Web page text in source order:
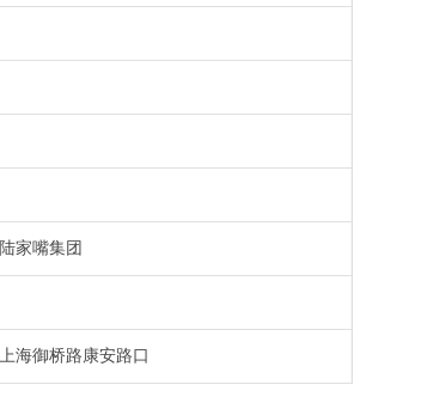
陆家嘴集团
上海御桥路康安路口